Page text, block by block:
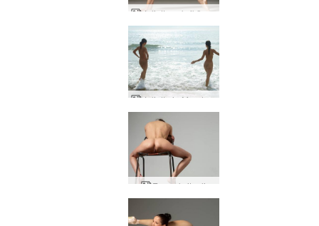
Julietta seksikäs venyttely
Julietta ja Magdalena rannalla hauskaa
Eva seksituoli